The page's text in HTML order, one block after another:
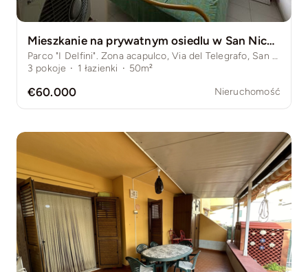
Mieszkanie na prywatnym osiedlu w San Nicola Arcella
Parco "I Delfini". Zona acapulco, Via del Telegrafo, San Nicola Arcella, Włochy
3 pokoje · 1 łazienki · 50m²
€60.000 Nieruchomość